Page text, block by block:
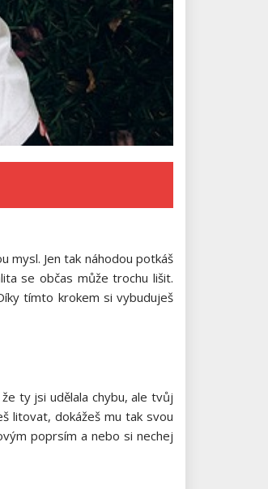
mysl. Jen tak náhodou potkáš
se občas může trochu lišit.
tímto krokem si vybuduješ
ty jsi udělala chybu, ale tvůj
litovat, dokážeš mu tak svou
poprsím a nebo si nechej